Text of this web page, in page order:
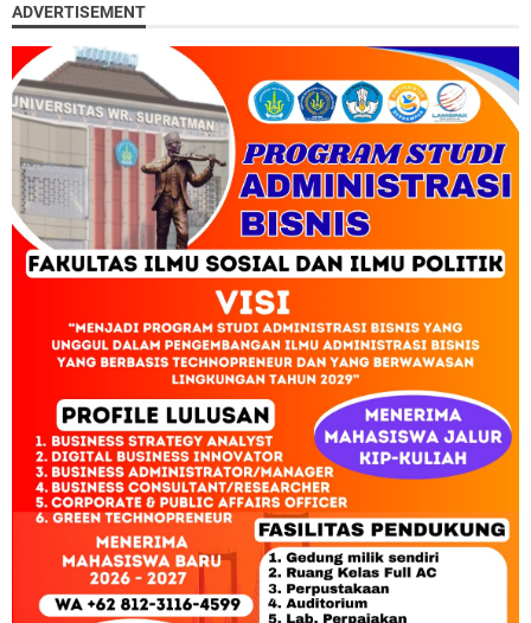
ADVERTISEMENT